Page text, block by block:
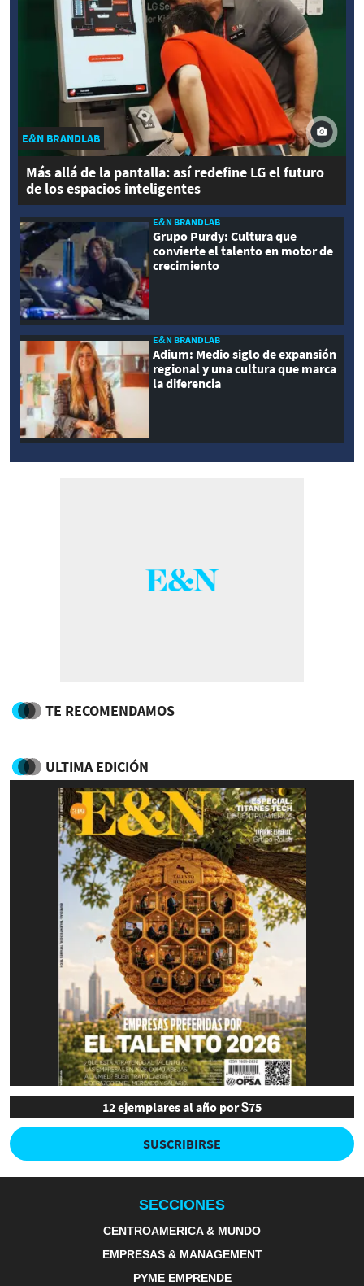
E&N BRANDLAB
Más allá de la pantalla: así redefine LG el futuro
de los espacios inteligentes
E&N BRANDLAB
Grupo Purdy: Cultura que
convierte el talento en motor de
crecimiento
E&N BRANDLAB
Adium: Medio siglo de expansión
regional y una cultura que marca
la diferencia
TE RECOMENDAMOS
ULTIMA EDICIÓN
12 ejemplares al año por $75
SUSCRIBIRSE
SECCIONES
CENTROAMERICA & MUNDO
EMPRESAS & MANAGEMENT
PYME EMPRENDE